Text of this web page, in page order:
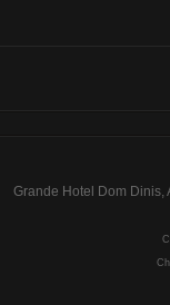
Grande Hotel Dom Dinis,